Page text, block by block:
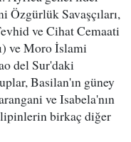
Savaşçıları,
ve Cihat Cemaati
ve Moro İslami
del Sur'daki
Basilan'ın güney
ve Isabela'nın
birkaç diğer